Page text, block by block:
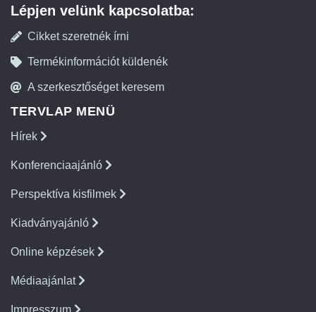
Lépjen velünk kapcsolatba:
Cikket szeretnék írni
Termékinformációt küldenék
A szerkesztőséget keresem
TERVLAP MENÜ
Hírek
Konferenciaajánló
Perspektíva kisfilmek
Kiadványajánló
Online képzések
Médiaajánlat